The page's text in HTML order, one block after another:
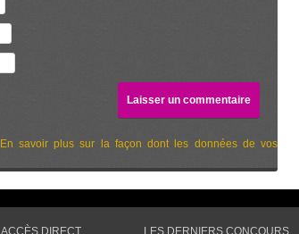
En savoir plus sur la façon dont les données de vos
ACCÈS DIRECT LES DERNIERS CONCOURS